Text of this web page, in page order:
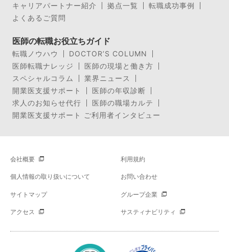
キャリアパートナー紹介
拠点一覧
転職成功事例
よくあるご質問
医師の転職お役立ちガイド
転職ノウハウ
DOCTOR’S COLUMN
医師転職ナレッジ
医師の現場と働き方
スペシャルコラム
業界ニュース
開業医支援サポート
医師の年収診断
求人のお知らせ代行
医師の職場カルテ
開業医支援サポート ご利用者インタビュー
会社概要 利用規約
個人情報の取り扱いについて お問い合わせ
サイトマップ グループ企業
アクセス サスティナビリティ